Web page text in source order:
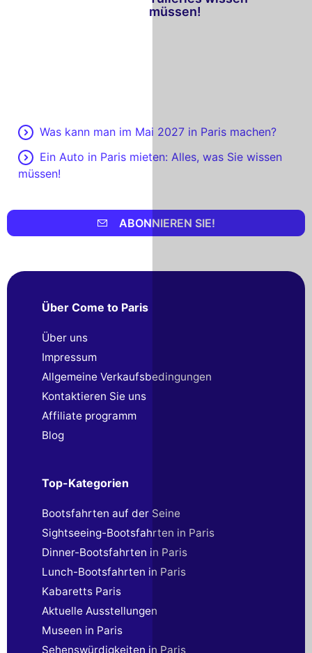
müssen!
Was kann man im Mai 2027 in Paris machen?
Ein Auto in Paris mieten: Alles, was Sie wissen
müssen!
ABONNIEREN SIE!
Über Come to Paris
Über uns
Impressum
Allgemeine Verkaufsbedingungen
Kontaktieren Sie uns
Affiliate programm
Blog
Top-Kategorien
Bootsfahrten auf der Seine
Sightseeing-Bootsfahrten in Paris
Dinner-Bootsfahrten in Paris
Lunch-Bootsfahrten in Paris
Kabaretts Paris
Aktuelle Ausstellungen
Museen in Paris
Sehenswürdigkeiten in Paris